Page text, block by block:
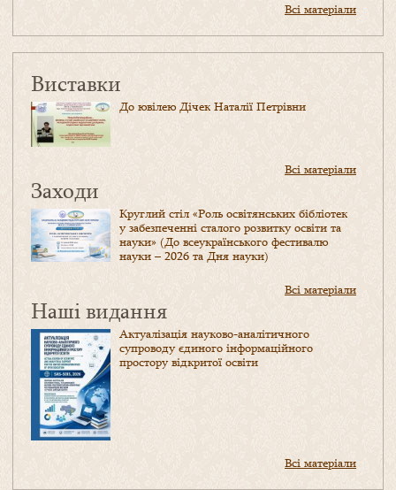
Всі матеріали
Виставки
До ювілею Дічек Наталії Петрівни
Всі матеріали
Заходи
Круглий стіл «Роль освітянських бібліотек
у забезпеченні сталого розвитку освіти та
науки» (До всеукраїнського фестивалю
науки – 2026 та Дня науки)
Всі матеріали
Наші видання
Актуалізація науково-аналітичного
супроводу єдиного інформаційного
простору відкритої освіти
Всі матеріали